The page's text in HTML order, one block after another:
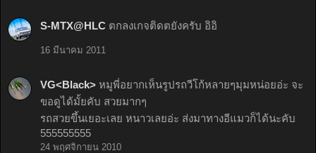
S-MTX@HLC ตกลงเกจติดตยังครับ อิอิ
16 มีนาคม 2011
VG<Black> หมูพี่อยากเห็นรูปรถวีโก้หลายๆมุมหน่อยอ่ะ จะ
ขอดูได้มั้ยคับ สวยมากๆ
รถสวยขึ้นเยอะเลย หนาวเลยอ่ะ ส่งมาทางอีแมวก็ได้นะคับ
555555555
24 พฤศจิกายน 2010